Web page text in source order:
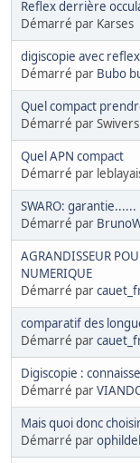
Reflex derrière
Démarré par Karses
digiscopie avec
Démarré par Bubo
Quel compact
Démarré par Swivers
Quel APN compact
Démarré par
SWARO: garantie......
Démarré par
AGRANDISSEUR
NUMERIQUE
Démarré par
comparatif des
Démarré par
Digiscopie :
Démarré par
Mais quoi donc
Démarré par